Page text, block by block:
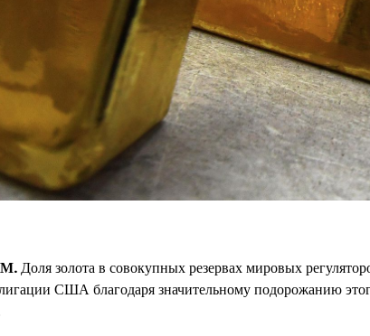
Доля золота в совокупных резервах мировых
США благодаря значительному подорожанию